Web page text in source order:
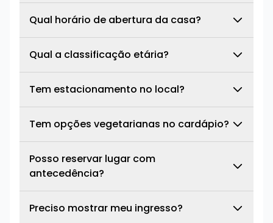
Qual horário de abertura da casa?
Qual a classificação etária?
Tem estacionamento no local?
Tem opções vegetarianas no cardápio?
Posso reservar lugar com
antecedência?
Preciso mostrar meu ingresso?